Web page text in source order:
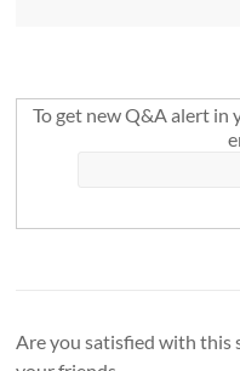
To get new Q&A alert in
Are you satisfied with this